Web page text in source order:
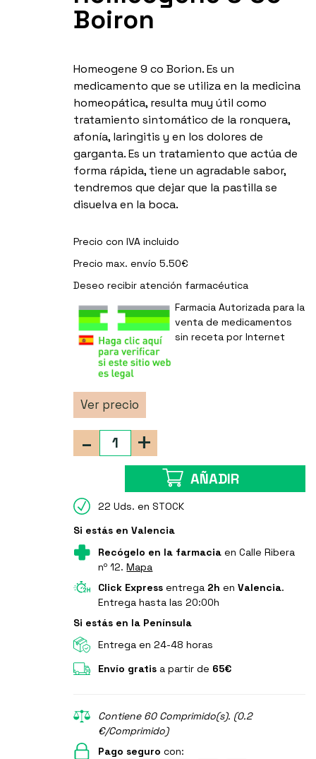
Boiron
Homeogene 9 co Borion. Es un
medicamento que se utiliza en la medicina
homeopática, resulta muy útil como
tratamiento sintomático de la ronquera,
afonía, laringitis y en los dolores de
garganta. Es un tratamiento que actúa de
forma rápida, tiene un agradable sabor,
tendremos que dejar que la pastilla se
disuelva en la boca.
Precio con IVA incluido
Precio max. envío 5.50€
Deseo recibir atención farmacéutica
Farmacia Autorizada para la
venta de medicamentos
sin receta por Internet
Ver precio
+
-
AÑADIR
22 Uds. en STOCK
Si estás en Valencia
Recógelo en la farmacia en Calle Ribera
nº 12.Mapa
Click Express entrega 2h enValencia.
Entrega hasta las 20:00h
Si estás en la Península
Entrega en 24-48 horas
Envío gratis a partir de 65€
Contiene 60 Comprimido(s). (0.2
€/Comprimido)
Pago seguro con: